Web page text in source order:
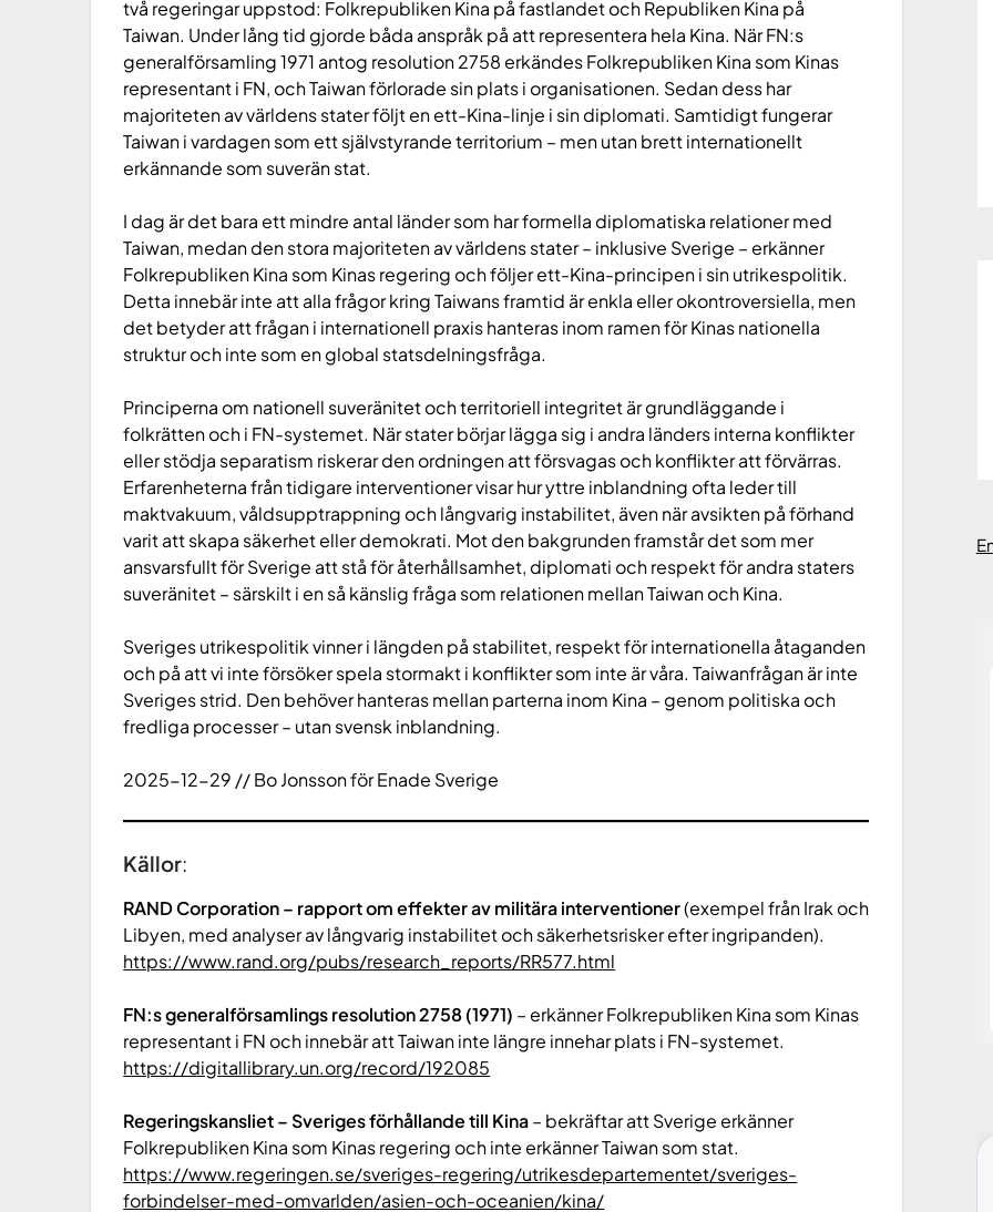
två regeringar uppstod: Folkrepubliken Kina på fastlandet och Republiken Kina på
Taiwan. Under lång tid gjorde båda anspråk på att representera hela Kina. När FN:s
generalförsamling 1971 antog resolution 2758 erkändes Folkrepubliken Kina som Kinas
representant i FN, och Taiwan förlorade sin plats i organisationen. Sedan dess har
majoriteten av världens stater följt en ett-Kina-linje i sin diplomati. Samtidigt fungerar
Taiwan i vardagen som ett självstyrande territorium – men utan brett internationellt
erkännande som suverän stat.
I dag är det bara ett mindre antal länder som har formella diplomatiska relationer med
Taiwan, medan den stora majoriteten av världens stater – inklusive Sverige – erkänner
Folkrepubliken Kina som Kinas regering och följer ett-Kina-principen i sin utrikespolitik.
Detta innebär inte att alla frågor kring Taiwans framtid är enkla eller okontroversiella, men
det betyder att frågan i internationell praxis hanteras inom ramen för Kinas nationella
struktur och inte som en global statsdelningsfråga.
Principerna om nationell suveränitet och territoriell integritet är grundläggande i
folkrätten och i FN-systemet. När stater börjar lägga sig i andra länders interna konflikter
eller stödja separatism riskerar den ordningen att försvagas och konflikter att förvärras.
Erfarenheterna från tidigare interventioner visar hur yttre inblandning ofta leder till
maktvakuum, våldsupptrappning och långvarig instabilitet, även när avsikten på förhand
varit att skapa säkerhet eller demokrati. Mot den bakgrunden framstår det som mer
ansvarsfullt för Sverige att stå för återhållsamhet, diplomati och respekt för andra staters
suveränitet – särskilt i en så känslig fråga som relationen mellan Taiwan och Kina.
Sveriges utrikespolitik vinner i längden på stabilitet, respekt för internationella åtaganden
och på att vi inte försöker spela stormakt i konflikter som inte är våra. Taiwanfrågan är inte
Sveriges strid. Den behöver hanteras mellan parterna inom Kina – genom politiska och
fredliga processer – utan svensk inblandning.
2025-12-29 // Bo Jonsson för Enade Sverige
Källor:
RAND Corporation – rapport om effekter av militära interventioner(exempel från Irak och
Libyen, med analyser av långvarig instabilitet och säkerhetsrisker efter ingripanden).
https://www.rand.org/pubs/research_reports/RR577.html
FN:s generalförsamlings resolution 2758 (1971) – erkänner Folkrepubliken Kina som Kinas
representant i FN och innebär att Taiwan inte längre innehar plats i FN-systemet.
https://digitallibrary.un.org/record/192085
Regeringskansliet – Sveriges förhållande till Kina– bekräftar att Sverige erkänner
Folkrepubliken Kina som Kinas regering och inte erkänner Taiwan som stat.
https://www.regeringen.se/sveriges-regering/utrikesdepartementet/sveriges-
forbindelser-med-omvarlden/asien-och-oceanien/kina/